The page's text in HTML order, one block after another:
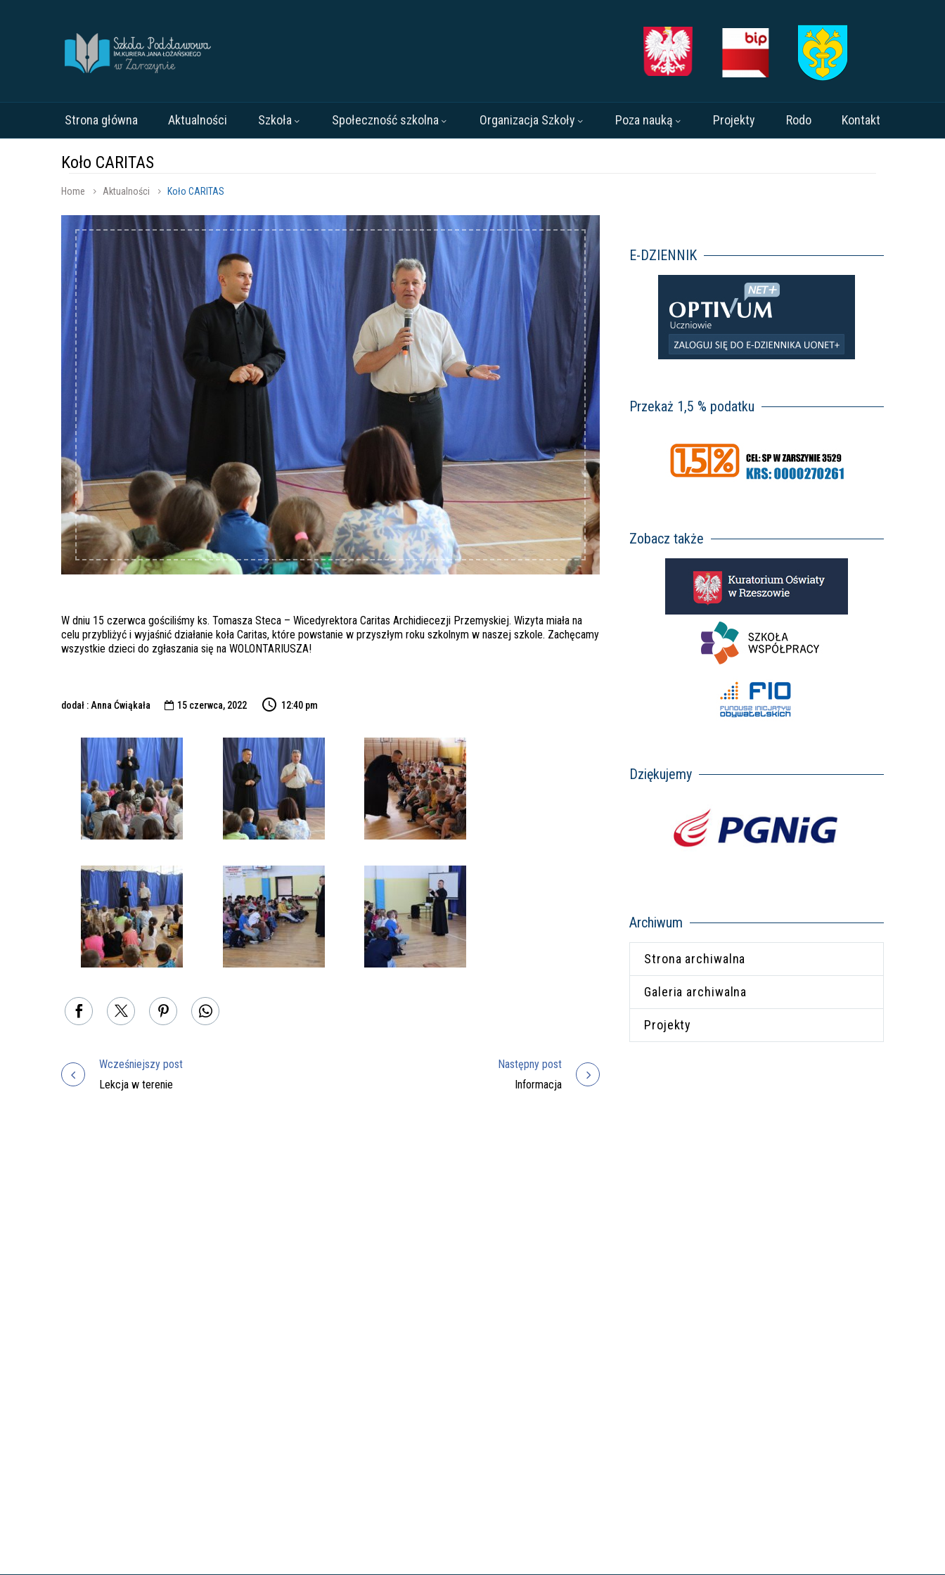
Strona główna Aktualności Szkoła Społeczność szkolna Organizacja Szkoły Poza nauką Projekty Rodo Kontakt
Koło CARITAS
Home Aktualności Koło CARITAS
W dniu 15 czerwca gościliśmy ks. Tomasza Steca – Wicedyrektora Caritas Archidiecezji Przemyskiej. Wizyta miała na
celu przybliżyć i wyjaśnić działanie koła Caritas, które powstanie w przyszłym roku szkolnym w naszej szkole. Zachęcamy
wszystkie dzieci do zgłaszania się na WOLONTARIUSZA!
dodał : Anna Ćwiąkała  15 czerwca, 2022 12:40 pm
Nawigacja
Wcześniejszy post
Lekcja w terenie
Następny post
Informacja
E-DZIENNIK
Przekaż 1,5 % podatku
Zobacz także
Dziękujemy
Archiwum
Strona archiwalna
Galeria archiwalna
Projekty